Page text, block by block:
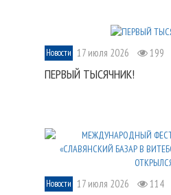
Новости 17 июля 2026 199
ПЕРВЫЙ ТЫСЯЧНИК!
Новости 17 июля 2026 114